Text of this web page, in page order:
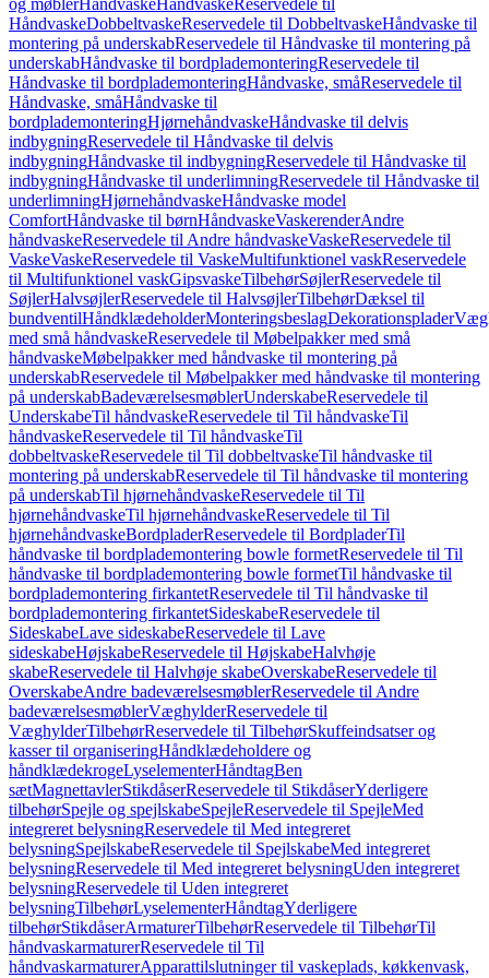
og møblerHåndvaskeHåndvaskeReservedele til
HåndvaskeDobbeltvaskeReservedele til DobbeltvaskeHåndvaske til
montering på underskabReservedele til Håndvaske til montering på
underskabHåndvaske til bordplademonteringReservedele til
Håndvaske til bordplademonteringHåndvaske, småReservedele til
Håndvaske, småHåndvaske til
bordplademonteringHjørnehåndvaskeHåndvaske til delvis
indbygningReservedele til Håndvaske til delvis
indbygningHåndvaske til indbygningReservedele til Håndvaske til
indbygningHåndvaske til underlimningReservedele til Håndvaske til
underlimningHjørnehåndvaskeHåndvaske model
ComfortHåndvaske til børnHåndvaskeVaskerenderAndre
håndvaskeReservedele til Andre håndvaskeVaskeReservedele til
VaskeVaskeReservedele til VaskeMultifunktionel vaskReservedele
til Multifunktionel vaskGipsvaskeTilbehørSøjlerReservedele til
SøjlerHalvsøjlerReservedele til HalvsøjlerTilbehørDæksel til
bundventilHåndklædeholderMonteringsbeslagDekorationsplader
med små håndvaskeReservedele til Møbelpakker med små
håndvaskeMøbelpakker med håndvaske til montering på
underskabReservedele til Møbelpakker med håndvaske til montering
på underskabBadeværelsesmøblerUnderskabeReservedele til
UnderskabeTil håndvaskeReservedele til Til håndvaskeTil
håndvaskeReservedele til Til håndvaskeTil
dobbeltvaskeReservedele til Til dobbeltvaskeTil håndvaske til
montering på underskabReservedele til Til håndvaske til montering
på underskabTil hjørnehåndvaskeReservedele til Til
hjørnehåndvaskeTil hjørnehåndvaskeReservedele til Til
hjørnehåndvaskeBordpladerReservedele til BordpladerTil
håndvaske til bordplademontering bowle formetReservedele til Til
håndvaske til bordplademontering bowle formetTil håndvaske til
bordplademontering firkantetReservedele til Til håndvaske til
bordplademontering firkantetSideskabeReservedele til
SideskabeLave sideskabeReservedele til Lave
sideskabeHøjskabeReservedele til HøjskabeHalvhøje
skabeReservedele til Halvhøje skabeOverskabeReservedele til
OverskabeAndre badeværelsesmøblerReservedele til Andre
badeværelsesmøblerVæghylderReservedele til
VæghylderTilbehørReservedele til TilbehørSkuffeindsatser og
kasser til organiseringHåndklædeholdere og
håndklædekrogeLyselementerHåndtagBen
sætMagnettavlerStikdåserReservedele til StikdåserYderligere
tilbehørSpejle og spejlskabeSpejleReservedele til SpejleMed
integreret belysningReservedele til Med integreret
belysningSpejlskabeReservedele til SpejlskabeMed integreret
belysningReservedele til Med integreret belysningUden integreret
belysningReservedele til Uden integreret
belysningTilbehørLyselementerHåndtagYderligere
tilbehørStikdåserArmaturerTilbehørReservedele til TilbehørTil
håndvaskarmaturerReservedele til Til
håndvaskarmaturerApparattilslutninger til vaskeplads, køkkenvask,